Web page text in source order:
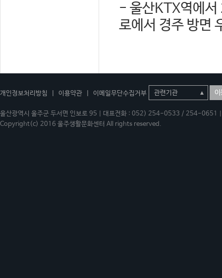
- 울산KTX역에서
로에서 경주 방면
개인정보처리방침 이용약관 이메일무단수집거부 이
울산광역시 울주군 두서면 인보로 95 | 대표전화 : 052) 254-0533 / 254-
Copyright(c) 2016 울주생활문화센터 All rights reserved.